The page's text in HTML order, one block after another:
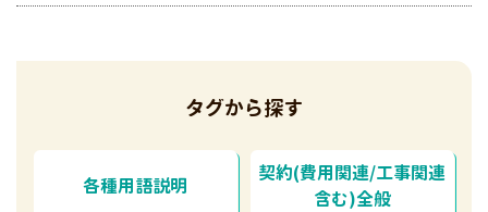
タグから探す
各種用語説明
契約(費用関連/工事関連
含む)全般